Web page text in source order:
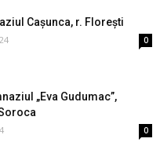
Cașunca, r. Florești
0
„Eva Gudumac”,
0